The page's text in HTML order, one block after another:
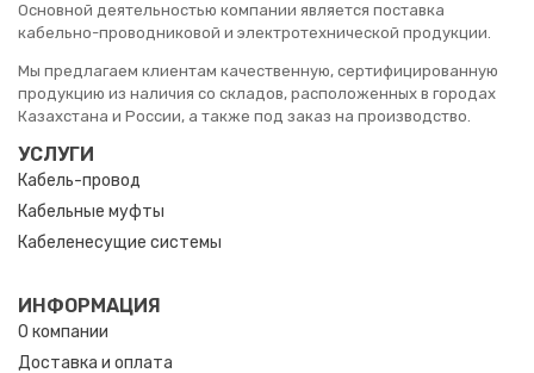
Основной деятельностью компании является поставка
кабельно-проводниковой и электротехнической продукции.
Мы предлагаем клиентам качественную, сертифицированную
продукцию из наличия со складов, расположенных в городах
Казахстана и России, а также под заказ на производство.
УСЛУГИ
Кабель-провод
Кабельные муфты
Кабеленесущие системы
ИНФОРМАЦИЯ
О компании
Доставка и оплата